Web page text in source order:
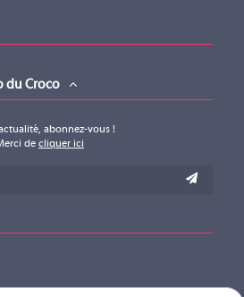
du Croco
abonnez-vous !
de cliquer ici